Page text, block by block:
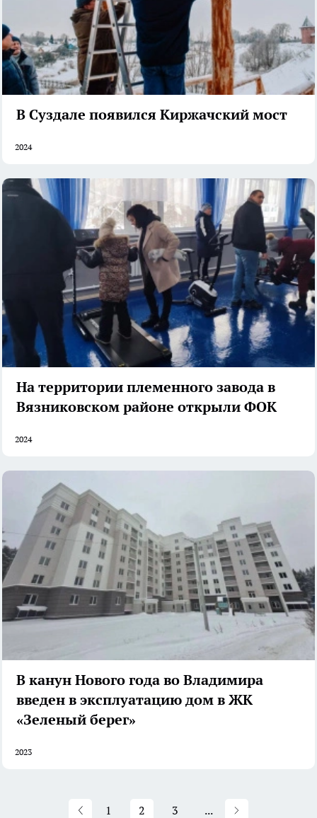
В Суздале появился Киржачский мост
2024
На территории племенного завода в
Вязниковском районе открыли ФОК
2024
В канун Нового года во Владимира
введен в эксплуатацию дом в ЖК
«Зеленый берег»
2023
1 2 3 ...